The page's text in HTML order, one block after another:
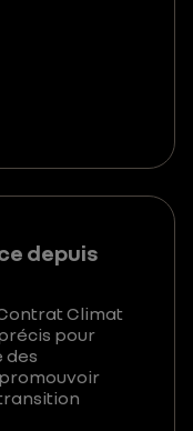
depuis
Climat
pour
des